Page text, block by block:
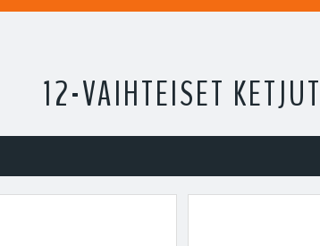
12-VAIHTEISET KETJUT